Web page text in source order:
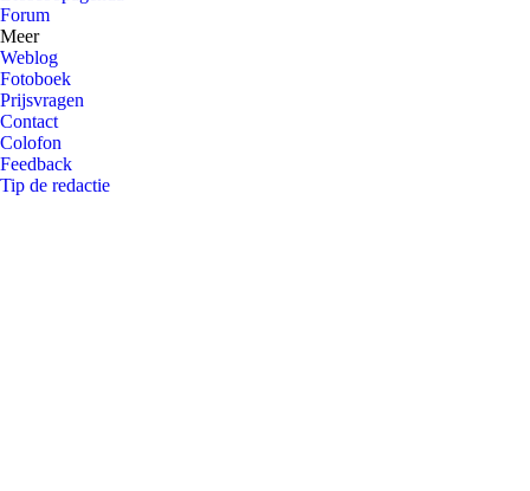
Forum
Meer
Weblog
Fotoboek
Prijsvragen
Contact
Colofon
Feedback
Tip de redactie